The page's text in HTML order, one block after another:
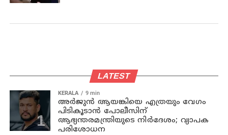
LATEST
KERALA 9 min
അര്‍ജുന്‍ ആയങ്കിയെ എത്രയും വേഗം
പിടികൂടാന്‍ പോലീസിന്
ആഭ്യന്തരമന്ത്രിയുടെ നിര്‍ദേശം; വ്യാപക
പരിശോധന